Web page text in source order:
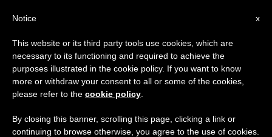
TAG
Posts Tagged
‘burnout’
x
Notice
This website or its third party tools use cookies, which are
necessary to its functioning and required to achieve the
purposes illustrated in the cookie policy. If you want to know
more or withdraw your consent to all or some of the cookies,
please refer to the cookie policy
By closing this banner, scrolling this page, clicking a link or
continuing to browse otherwise, you agree to the use of cookies.